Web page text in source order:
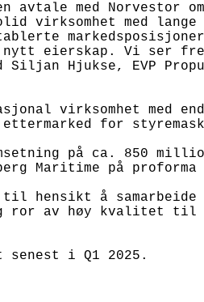
avtale med Norvestor
virksomhet med
nytt eierskap. Vi ser
Siljan Hjukse, EVP
virksomhet med
for
på ca. 850
Maritime på
hensikt å samarbeide
ror av høy kvalitet til
senest i Q1 2025.